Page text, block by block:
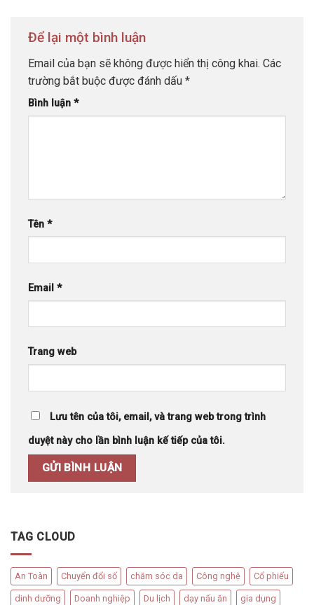
Để lại một bình luận
Email của bạn sẽ không được hiển thị công khai. Các
trường bắt buộc được đánh dấu *
Bình luận *
Tên *
Email *
Trang web
Lưu tên của tôi, email, và trang web trong trình
duyệt này cho lần bình luận kế tiếp của tôi.
TAG CLOUD
An Toàn Chuyển đổi số chăm sóc da Công nghệ Cổ phiếu
dinh dưỡng Doanh nghiệp Du lịch dạy nấu ăn gia dụng